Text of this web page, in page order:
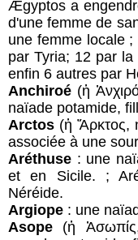
Ægyptos a
d'une femme de
une femme locale
par Tyria; 12 par
enfin 6 autres par
Anchiroé (ἡ
naïade potamide,
Arctos (ἡ Ἄρκτος,
associée à une
Aréthuse : une
et en Sicile. ;
Néréide.
Argiope : une
Asope (ἡ